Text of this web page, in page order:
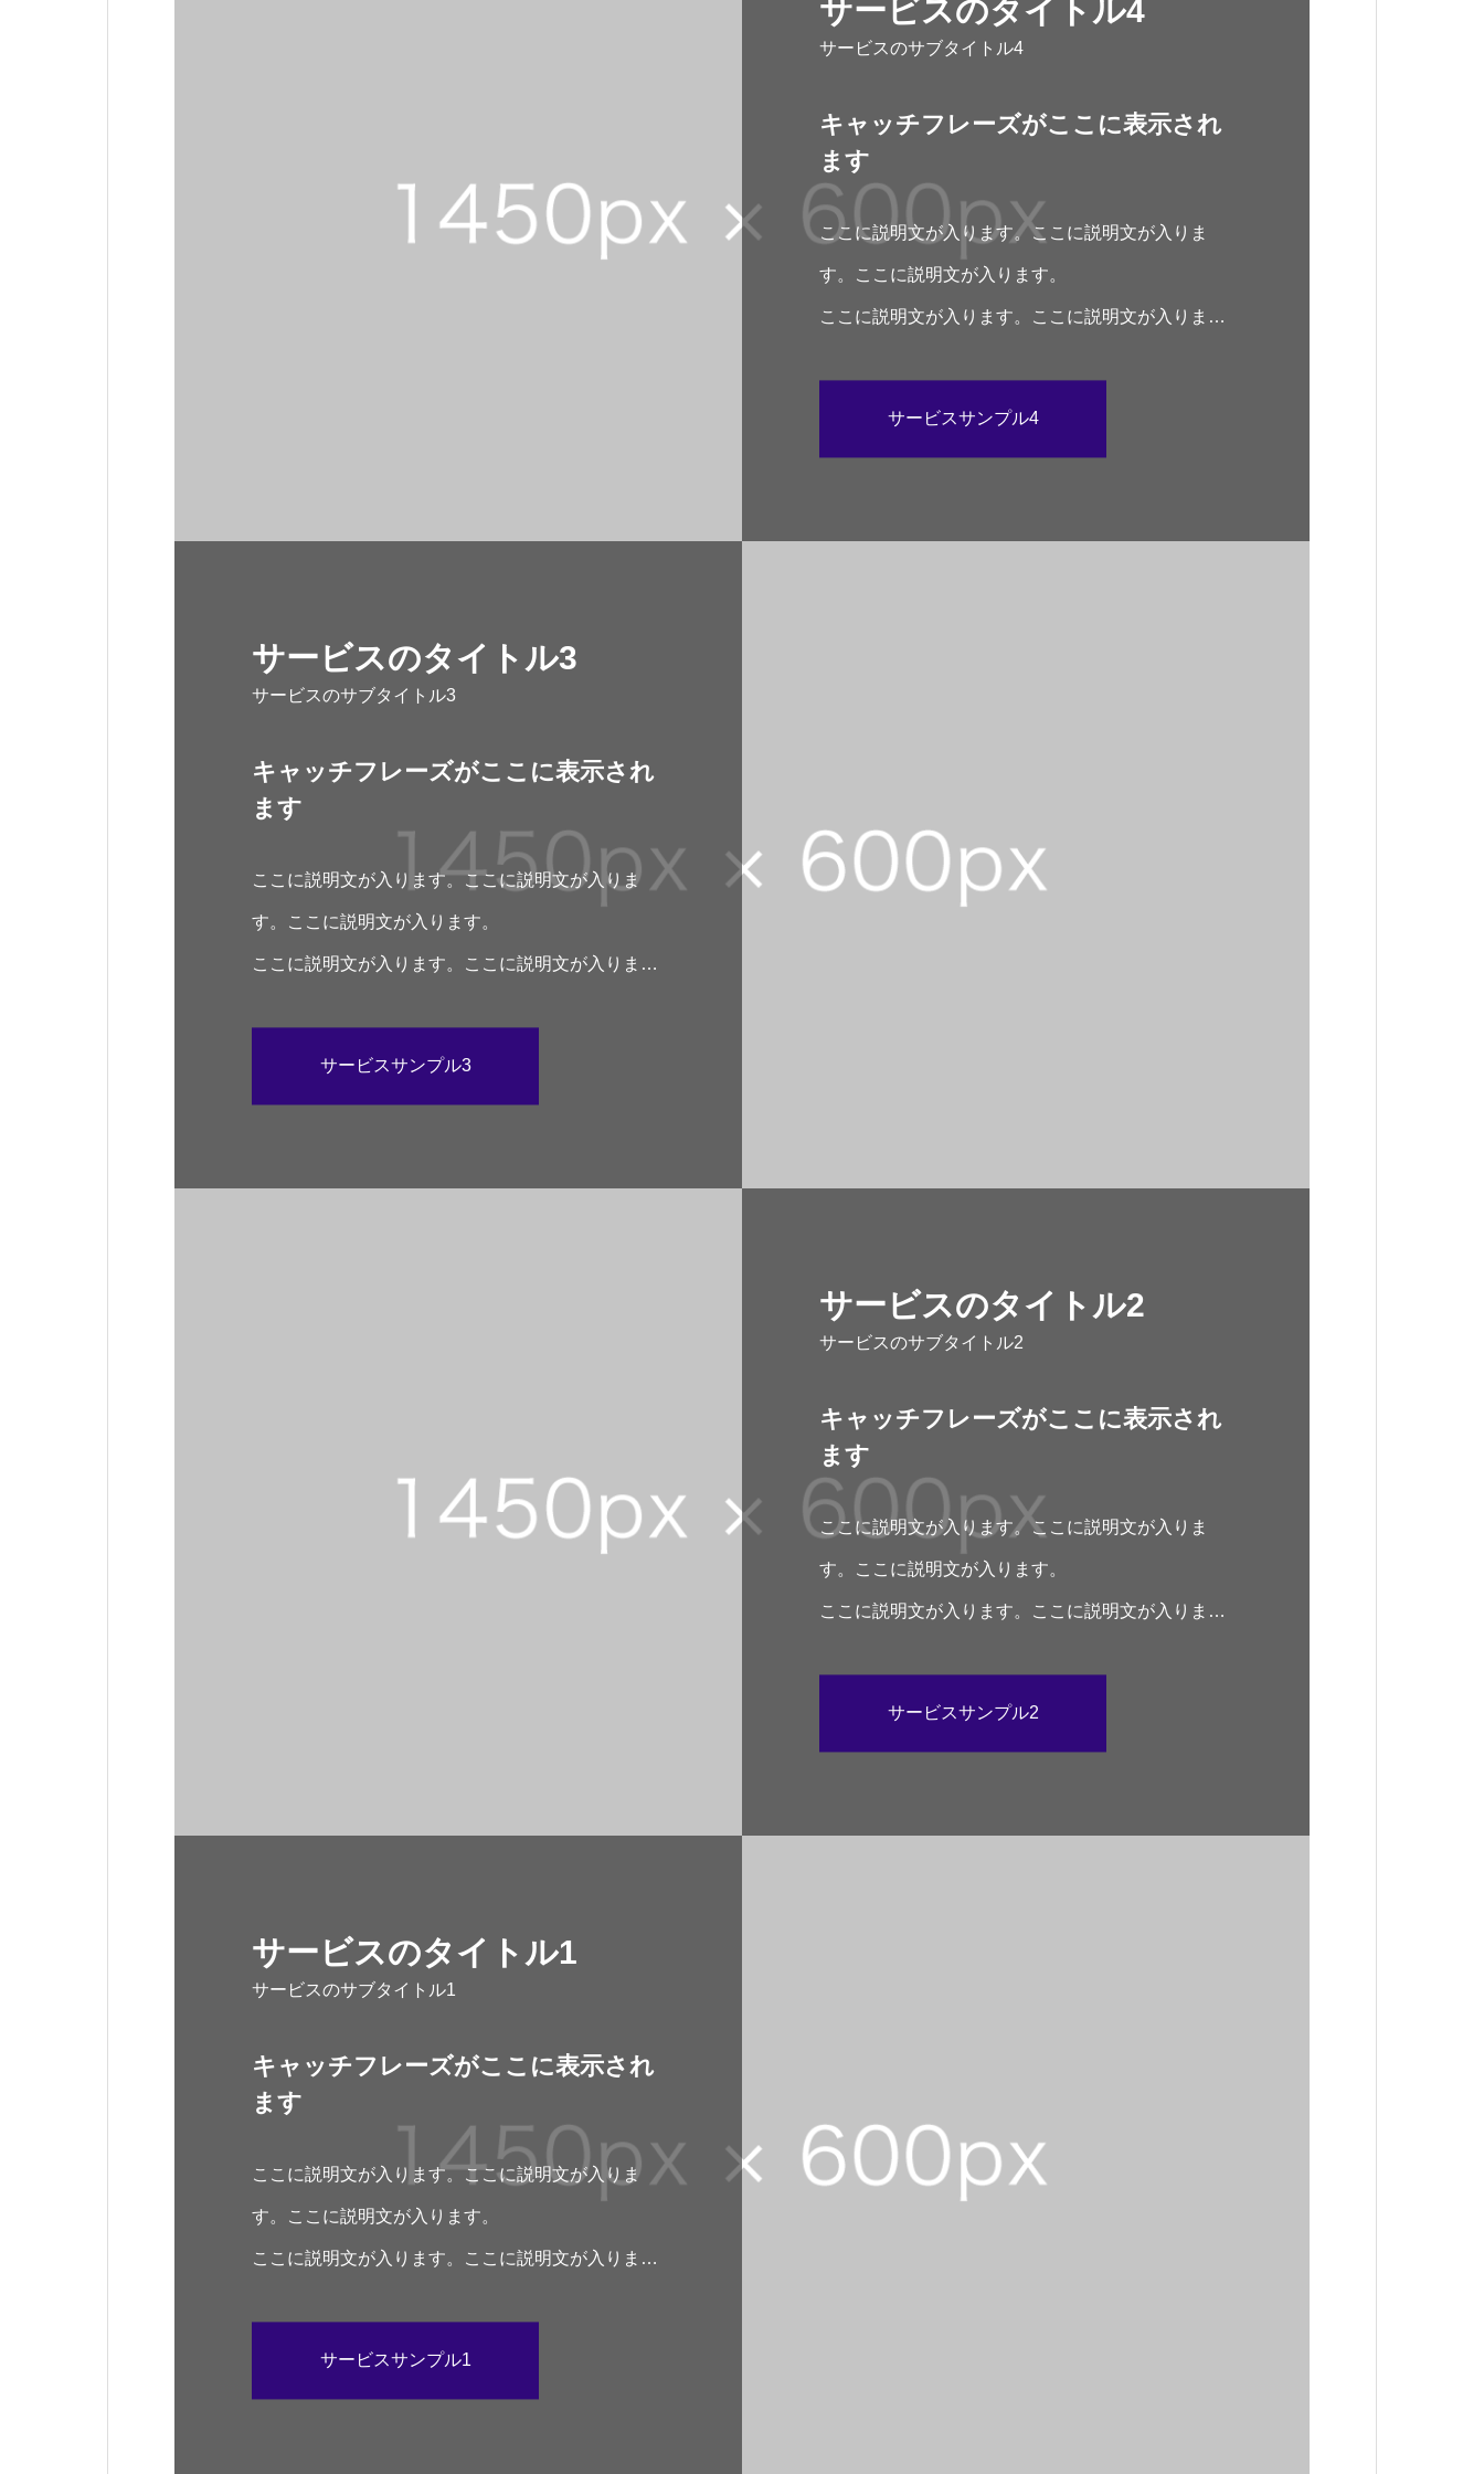
サービスのタイトル4
サービスのサブタイトル4
キャッチフレーズがここに表示され
ます
ここに説明文が入ります。ここに説明文が入りま
す。ここに説明文が入ります。
ここに説明文が入ります。ここに説明文が入りま
サービスサンプル4
サービスのタイトル3
サービスのサブタイトル3
キャッチフレーズがここに表示され
ます
ここに説明文が入ります。ここに説明文が入りま
す。ここに説明文が入ります。
ここに説明文が入ります。ここに説明文が入りま
サービスサンプル3
サービスのタイトル2
サービスのサブタイトル2
キャッチフレーズがここに表示され
ます
ここに説明文が入ります。ここに説明文が入りま
す。ここに説明文が入ります。
ここに説明文が入ります。ここに説明文が入りま
サービスサンプル2
サービスのタイトル1
サービスのサブタイトル1
キャッチフレーズがここに表示され
ます
ここに説明文が入ります。ここに説明文が入りま
す。ここに説明文が入ります。
ここに説明文が入ります。ここに説明文が入りま
サービスサンプル1